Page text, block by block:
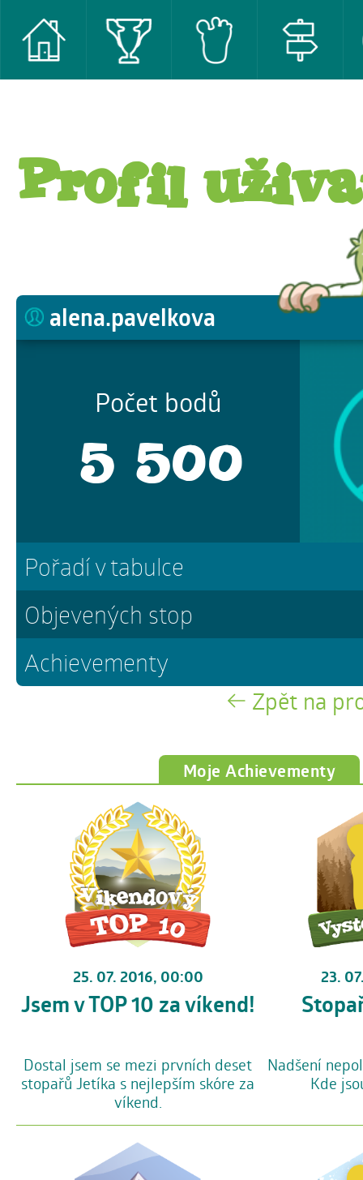
Profil
alena.pavelkova
Počet bodů
5 500
Pořadí v tabulce
Objevených stop
Achievementy
Zpět na
Moje Achievementy
25. 07. 2016, 00:00
Jsem v TOP 10 za víkend!
Dostal jsem se mezi prvních deset
stopařů Jetíka s nejlepším skóre za
víkend.
23.
Nadšení
Kde